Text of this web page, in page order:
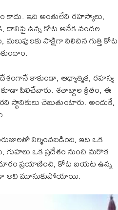
కాదు. ఇది అంతులేని రహస్యాలు,
దానిపై ఉన్న కోట అనేక వందల
సాక్షిగా నిలిచిన గుత్తి కోట
కాకుండా, ఆధ్యాత్మిక, రహస్య
కూడా పిలిచేవారు. శతాబ్దాల క్రితం, ఈ
స్థానికులు చెబుతుంటారు. అందుకే,
నిర్మించబడింది, ఇది ఒక
గుహలు ఒక ప్రదేశం నుంచి మరొక
ప్రయాణించి, కోట బయట ఉన్న
అవి మూసుకుపోయాయి.